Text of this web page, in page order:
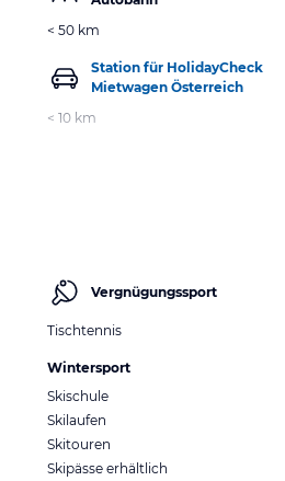
< 50 km
Station für HolidayCheck
Mietwagen Österreich
< 10 km
Vergnügungssport
Tischtennis
Wintersport
Skischule
Skilaufen
Skitouren
Skipässe erhältlich